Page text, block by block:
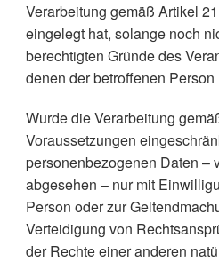
Verarbeitung gemäß Artikel
eingelegt hat, solange noch
berechtigten Gründe des
denen der betroffenen
Wurde die Verarbeitung
Voraussetzungen
personenbezogenen Daten –
abgesehen – nur mit
Person oder zur
Verteidigung von
der Rechte einer anderen